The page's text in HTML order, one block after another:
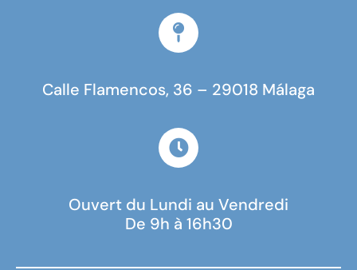
Calle Flamencos, 36 – 29018 Málaga
Ouvert du Lundi au Vendredi
De 9h à 16h30